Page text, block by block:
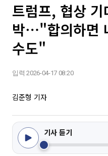
트럼프, 협상
박⋯"합의하면
수도"
입력 2026-04-17 08:20
김준형 기자
기사 듣기